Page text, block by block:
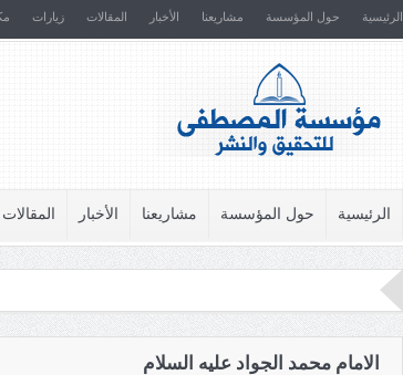
الرئيسية حول المؤسسة مشاريعنا الأخبار المقالات زيارات
الرئيسية حول المؤسسة مشاريعنا الأخبار المقالات
الامام محمد الجواد عليه السلام